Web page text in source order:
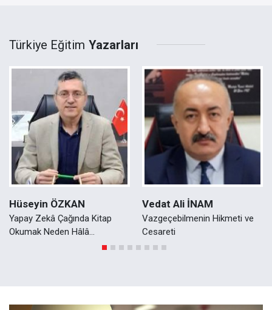
Türkiye Eğitim Yazarları
Hüseyin ÖZKAN
Yapay Zekâ Çağında Kitap
Okumak Neden Hâlâ
Vedat Ali İNAM
Vazgeçebilmenin Hikmeti ve
Cesareti